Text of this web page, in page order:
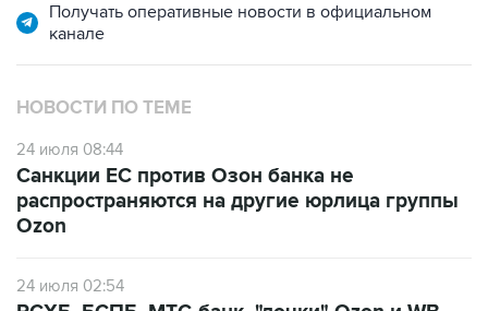
Получать оперативные новости в официальном
канале
НОВОСТИ ПО ТЕМЕ
24 июля 08:44
Санкции ЕС против Озон банка не
распространяются на другие юрлица группы
Ozon
24 июля 02:54